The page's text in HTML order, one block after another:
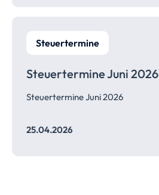
Steuertermine
Steuertermine Juni 2026
Steuertermine Juni 2026
25.04.2026